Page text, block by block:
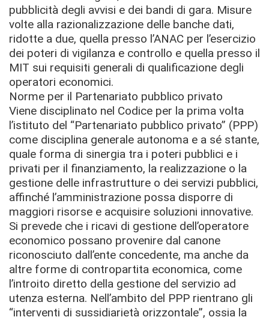
pubblicità degli avvisi e dei bandi di gara. Misure
volte alla razionalizzazione delle banche dati,
ridotte a due, quella presso l’ANAC per l’esercizio
dei poteri di vigilanza e controllo e quella presso il
MIT sui requisiti generali di qualificazione degli
operatori economici.
Norme per il Partenariato pubblico privato
Viene disciplinato nel Codice per la prima volta
l’istituto del “Partenariato pubblico privato” (PPP)
come disciplina generale autonoma e a sé stante,
quale forma di sinergia tra i poteri pubblici e i
privati per il finanziamento, la realizzazione o la
gestione delle infrastrutture o dei servizi pubblici,
affinché l’amministrazione possa disporre di
maggiori risorse e acquisire soluzioni innovative.
Si prevede che i ricavi di gestione dell’operatore
economico possano provenire dal canone
riconosciuto dall’ente concedente, ma anche da
altre forme di contropartita economica, come
l’introito diretto della gestione del servizio ad
utenza esterna. Nell’ambito del PPP rientrano gli
“interventi di sussidiarietà orizzontale”, ossia la